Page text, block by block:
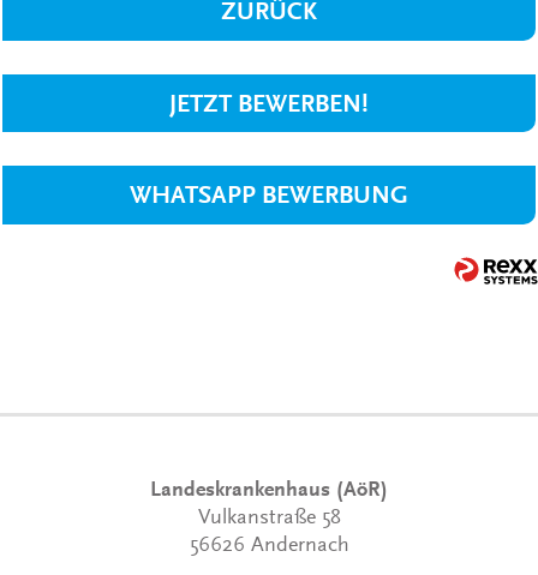
ZURÜCK
JETZT BEWERBEN!
WHATSAPP BEWERBUNG
Landeskrankenhaus (AöR)
Vulkanstraße 58
56626 Andernach